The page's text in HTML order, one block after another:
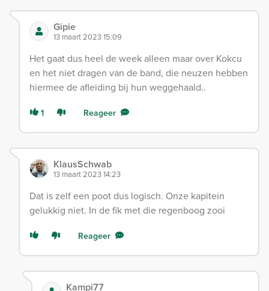
Gipie
13 maart 2023 15:09
Het gaat dus heel de week alleen maar over Kokcu
en het niet dragen van de band, die neuzen hebben
hiermee de afleiding bij hun weggehaald..
1 Reageer
KlausSchwab
13 maart 2023 14:23
Dat is zelf een poot dus logisch. Onze kapitein
gelukkig niet. In de fik met die regenboog zooi
Reageer
Kampi77